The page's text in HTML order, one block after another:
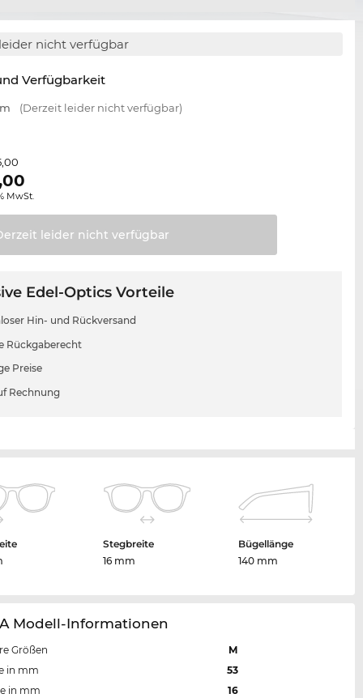
nicht verfügbar
Verfügbarkeit
(Derzeit leider nicht verfügbar)
MwSt.
leider nicht verfügbar
Edel-Optics Vorteile
Hin- und Rückversand
Rückgaberecht
Preise
Rechnung
Stegbreite
16 mm
Bügellänge
140 mm
Modell-Informationen
Größen
M
in mm
53
in mm
16